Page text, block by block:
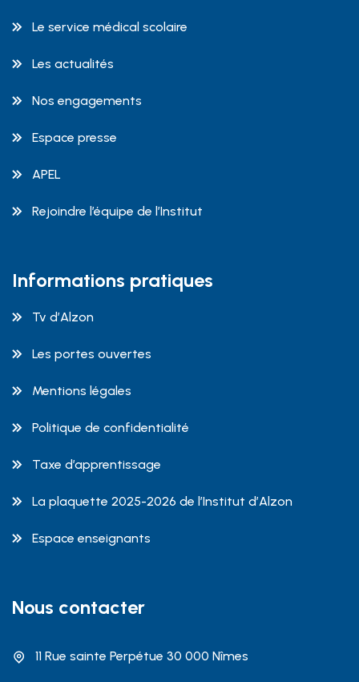
Le service médical scolaire
Les actualités
Nos engagements
Espace presse
APEL
Rejoindre l’équipe de l’Institut
Informations pratiques
Tv d’Alzon
Les portes ouvertes
Mentions légales
Politique de confidentialité
Taxe d’apprentissage
La plaquette 2025-2026 de l’Institut d’Alzon
Espace enseignants
Nous contacter
11 Rue sainte Perpétue 30 000 Nîmes